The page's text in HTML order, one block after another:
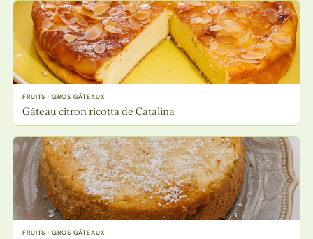
FRUITS · GROS GÂTEAUX
Gâteau citron ricotta de Catalina
FRUITS · GROS GÂTEAUX